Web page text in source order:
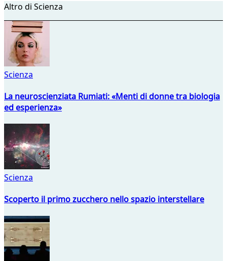
Altro di Scienza
Scienza
La neuroscienziata Rumiati: «Menti di donne tra biologia
ed esperienza»
Scienza
Scoperto il primo zucchero nello spazio interstellare